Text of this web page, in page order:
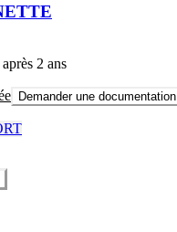
2 ans
Demander une documentation